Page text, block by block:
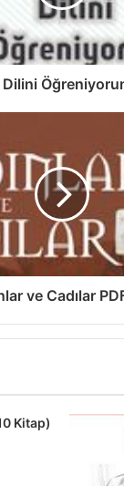
Dilini
ve Cadılar
Kitap)